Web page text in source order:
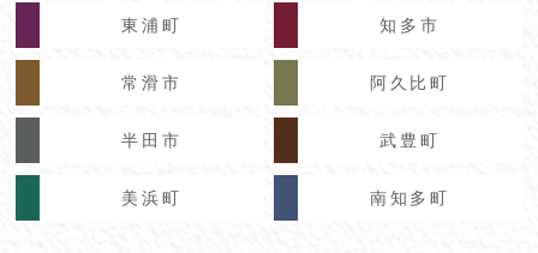
東浦町 知多市
常滑市 阿久比町
半田市 武豊町
美浜町 南知多町